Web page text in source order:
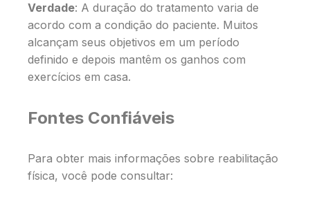
Verdade: A duração do tratamento varia de
acordo com a condição do paciente. Muitos
alcançam seus objetivos em um período
definido e depois mantêm os ganhos com
exercícios em casa.
Fontes Confiáveis
Para obter mais informações sobre reabilitação
física, você pode consultar: